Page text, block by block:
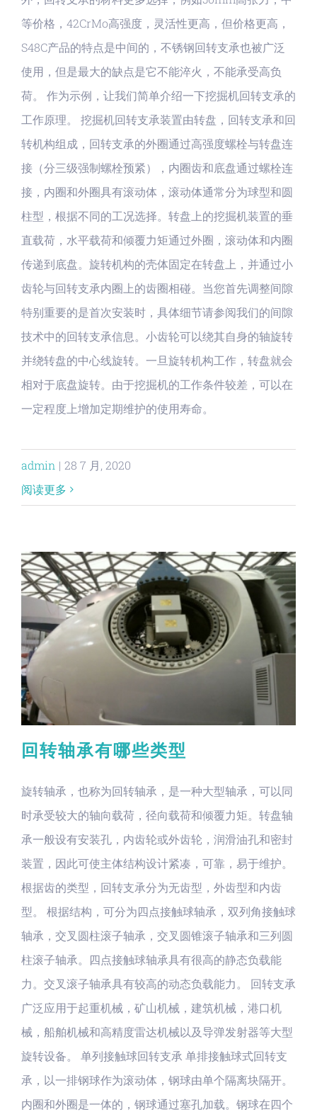
等价格，42CrMo高强度，灵活性更高，但价格更高，
S48C产品的特点是中间的，不锈钢回转支承也被广泛
使用，但是最大的缺点是它不能淬火，不能承受高负
荷。 作为示例，让我们简单介绍一下挖掘机回转支承的
工作原理。 挖掘机回转支承装置由转盘，回转支承和回
转机构组成，回转支承的外圈通过高强度螺栓与转盘连
接（分三级强制螺栓预紧），内圈齿和底盘通过螺栓连
接，内圈和外圈具有滚动体，滚动体通常分为球型和圆
柱型，根据不同的工况选择。转盘上的挖掘机装置的垂
直载荷，水平载荷和倾覆力矩通过外圈，滚动体和内圈
传递到底盘。旋转机构的壳体固定在转盘上，并通过小
齿轮与回转支承内圈上的齿圈相碰。当您首先调整间隙
特别重要的是首次安装时，具体细节请参阅我们的间隙
技术中的回转支承信息。小齿轮可以绕其自身的轴旋转
并绕转盘的中心线旋转。一旦旋转机构工作，转盘就会
相对于底盘旋转。由于挖掘机的工作条件较差，可以在
一定程度上增加定期维护的使用寿命。
admin | 28 7 月, 2020
阅读更多
回转轴承有哪些类型
旋转轴承，也称为回转轴承，是一种大型轴承，可以同
时承受较大的轴向载荷，径向载荷和倾覆力矩。转盘轴
承一般设有安装孔，内齿轮或外齿轮，润滑油孔和密封
装置，因此可使主体结构设计紧凑，可靠，易于维护。
根据齿的类型，回转支承分为无齿型，外齿型和内齿
型。 根据结构，可分为四点接触球轴承，双列角接触球
轴承，交叉圆柱滚子轴承，交叉圆锥滚子轴承和三列圆
柱滚子轴承。四点接触球轴承具有很高的静态负载能
力。交叉滚子轴承具有较高的动态负载能力。 回转支承
广泛应用于起重机械，矿山机械，建筑机械，港口机
械，船舶机械和高精度雷达机械以及导弹发射器等大型
旋转设备。 单列接触球回转支承 单排接触球式回转支
承，以一排钢球作为滚动体，钢球由单个隔离块隔开。
内圈和外圈是一体的，钢球通过塞孔加载。钢球在四个